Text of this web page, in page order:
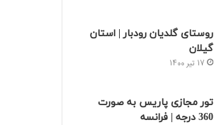
روستای گلدیان رودبار | استان
گیلان
17 تیر 1400
تور مجازی پاریس به صورت
360 درجه | فرانسه